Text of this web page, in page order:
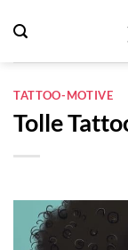
Inhalt
springen
TATTOO-MOTIVE
Tolle